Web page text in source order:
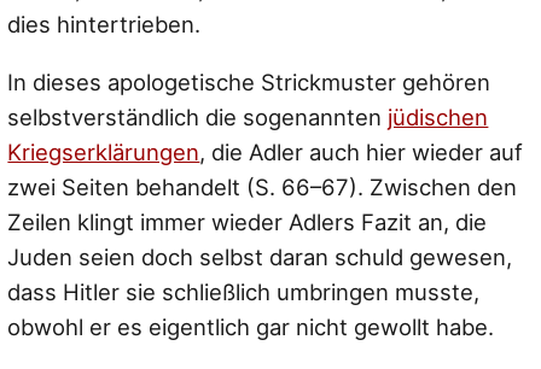
dies hintertrieben.
In dieses apologetische Strickmuster gehören
selbstverständlich die sogenannten jüdischen
Kriegserklärungen, die Adler auch hier wieder auf
zwei Seiten behandelt (S. 66–67). Zwischen den
Zeilen klingt immer wieder Adlers Fazit an, die
Juden seien doch selbst daran schuld gewesen,
dass Hitler sie schließlich umbringen musste,
obwohl er es eigentlich gar nicht gewollt habe.